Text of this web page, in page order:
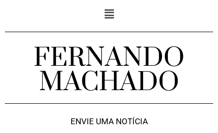
FERNANDO
MACHADO
ENVIE UMA NOTÍCIA